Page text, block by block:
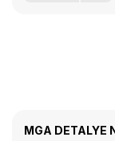
MGA DETALYE